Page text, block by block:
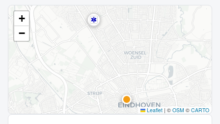
+
−
Leaflet | © OSM © CARTO